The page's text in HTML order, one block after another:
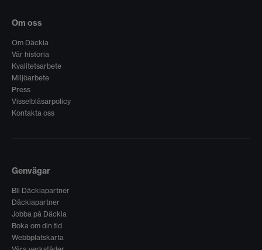
Om oss
Om Däckia
Vår historia
Kvalitetsarbete
Miljöarbete
Press
Visselblåsarpolicy
Kontakta oss
Genvägar
Bli Däckiapartner
Däckiapartner
Jobba på Däckia
Boka om din tid
Webbplatskarta